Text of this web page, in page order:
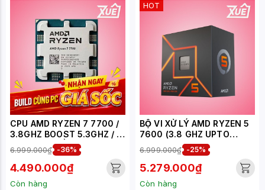
CPU AMD RYZEN 7 7700 /
3.8GHZ BOOST 5.3GHZ / 8
NHÂN 16 LUỒNG / 40MB /
AM5 - TRAY
6.999.000₫ -36%
4.490.000₫
Còn hàng
HOT
BỘ VI XỬ LÝ AMD RYZEN 5
7600 (3.8 GHZ UPTO
5.1GHZ / 38MB / 6 CORES,
12 THREADS / 65W /
SOCKET AM5)
6.999.000₫ -25%
5.279.000₫
Còn hàng